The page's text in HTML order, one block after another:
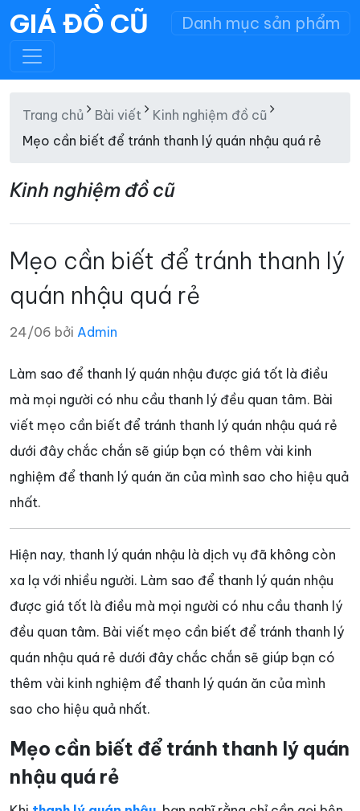
GIÁ ĐỒ CŨ Danh mục sản phẩm
Trang chủ Bài viết
Kinh nghiệm đồ cũ
Mẹo cần biết để tránh thanh lý quán nhậu quá rẻ
Kinh nghiệm đồ cũ
Mẹo cần biết để tránh thanh lý
quán nhậu quá rẻ
24/06 bởi Admin
Làm sao để thanh lý quán nhậu được giá tốt là điều
mà mọi người có nhu cầu thanh lý đều quan tâm. Bài
viết mẹo cần biết để tránh thanh lý quán nhậu quá rẻ
dưới đây chắc chắn sẽ giúp bạn có thêm vài kinh
nghiệm để thanh lý quán ăn của mình sao cho hiệu quả
nhất.
Hiện nay, thanh lý quán nhậu là dịch vụ đã không còn
xa lạ với nhiều người. Làm sao để thanh lý quán nhậu
được giá tốt là điều mà mọi người có nhu cầu thanh lý
đều quan tâm. Bài viết mẹo cần biết để tránh thanh lý
quán nhậu quá rẻ dưới đây chắc chắn sẽ giúp bạn có
thêm vài kinh nghiệm để thanh lý quán ăn của mình
sao cho hiệu quả nhất.
Mẹo cần biết để tránh thanh lý quán
nhậu quá rẻ